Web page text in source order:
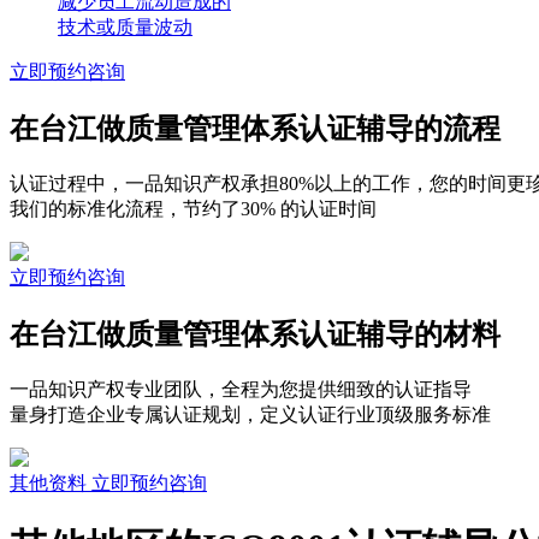
技术或质量波动
立即预约咨询
在台江做质量管理体系认证辅导的流程
认证过程中，一品知识产权承担80%以上的工作，您的时间更
我们的标准化流程，节约了30% 的认证时间
立即预约咨询
在台江做质量管理体系认证辅导的材料
一品知识产权专业团队，全程为您提供细致的认证指导
量身打造企业专属认证规划，定义认证行业顶级服务标准
其他资料 立即预约咨询